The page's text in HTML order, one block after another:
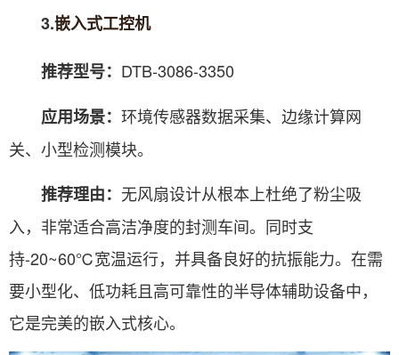
3.嵌入式工控机
推荐型号： DTB-3086-3350
应用场景： 环境传感器数据采集、边缘计算网
关、小型检测模块。
推荐理由： 无风扇设计从根本上杜绝了粉尘吸
入，非常适合高洁净度的封测车间。同时支
持-20~60℃宽温运行，并具备良好的抗振能力。在需
要小型化、低功耗且高可靠性的半导体辅助设备中，
它是完美的嵌入式核心。